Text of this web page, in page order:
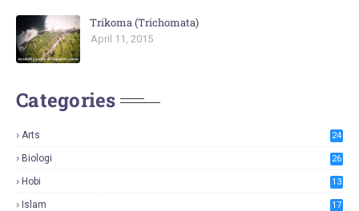
Trikoma (Trichomata)
April 11, 2015
Categories
Arts 24
Biologi 26
Hobi 13
Islam 17